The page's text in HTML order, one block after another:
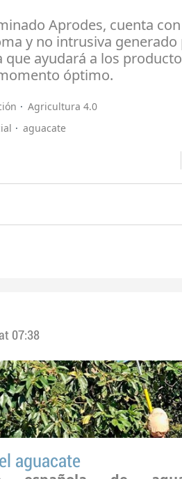
Aprodes, cuenta
y no intrusiva generado
que ayudará a los
óptimo.
Agricultura 4.0
aguacate
07:38
aguacate